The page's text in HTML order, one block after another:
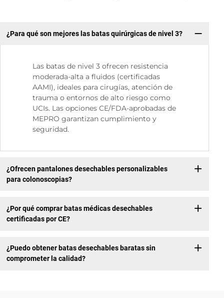
¿Para qué son mejores las batas quirúrgicas de nivel 3?
Las batas de nivel 3 ofrecen resistencia
moderada-alta a fluidos (certificadas
AAMI), ideales para cirugías, atención de
trauma o entornos de alto riesgo como
UCIs. Las opciones CE/FDA-aprobadas de
MEPRO garantizan cumplimiento y
seguridad.
¿Ofrecen pantalones desechables personalizables
para colonoscopias?
¿Por qué comprar batas médicas desechables
certificadas por CE?
¿Puedo obtener batas desechables baratas sin
comprometer la calidad?